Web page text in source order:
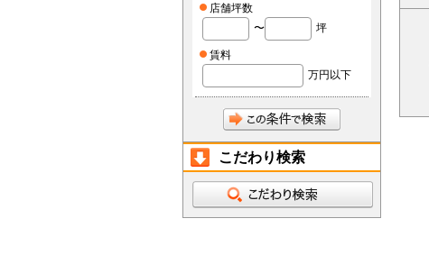
店舗坪数
〜
坪
賃料
万円以下
こだわり検索